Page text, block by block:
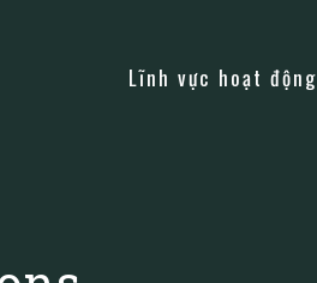
Lĩnh vực hoạt động